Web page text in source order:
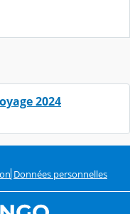
2024
Données personnelles